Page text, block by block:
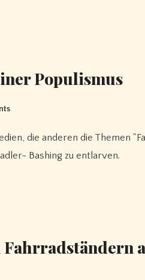
Populismus
Bashing zu entlarven.
Fahrradständern